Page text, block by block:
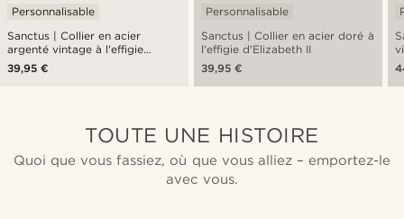
Sanctus | Collier en acier
argenté vintage à l'effigie
d'Elizabeth II
Personnalisable
39,95 €
Sanctus | Collier en acier doré à
l'effigie d'Elizabeth II
Personnalisable
39,95 €
TOUTE UNE HISTOIRE
Quoi que vous fassiez, où que vous alliez – emportez-le
avec vous.